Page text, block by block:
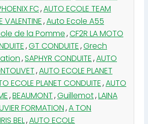
FC,AUTO ECOLE TEAM
VALENTINE,Auto Ecole A55
de la Pomme,CF2R LA MOTO
,GT CONDUITE,Grech
,SAPHYR CONDUITE,AUTO
,AUTO ECOLE PLANET
ECOLE PLANET CONDUITE,AUTO
,BEAUMONT,Guillemot,LAINA
FORMATION,A TON
BEL,AUTO ECOLE